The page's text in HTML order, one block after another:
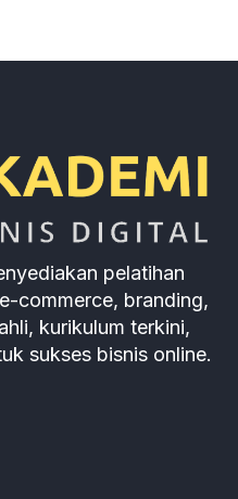
pelatihan
commerce, branding,
kurikulum terkini,
sukses bisnis online.